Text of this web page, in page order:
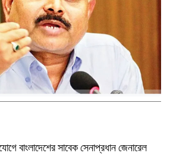
বাংলাদেশের সাবেক সেনাপ্রধান জেনারেল